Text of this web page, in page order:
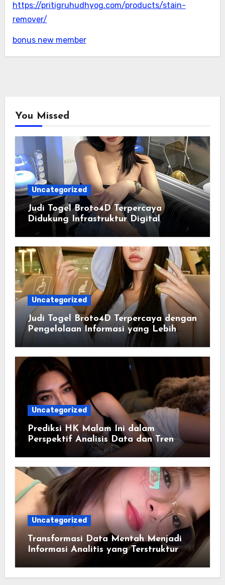
https://pritigruhudhyog.com/products/stain-
remover/
bonus new member
You Missed
Uncategorized
Judi Togel Broto4D Terpercaya
Didukung Infrastruktur Digital
Uncategorized
Judi Togel Broto4D Terpercaya dengan
Pengelolaan Informasi yang Lebih
Uncategorized
Prediksi HK Malam Ini dalam
Perspektif Analisis Data dan Tren
Uncategorized
Transformasi Data Mentah Menjadi
Informasi Analitis yang Terstruktur